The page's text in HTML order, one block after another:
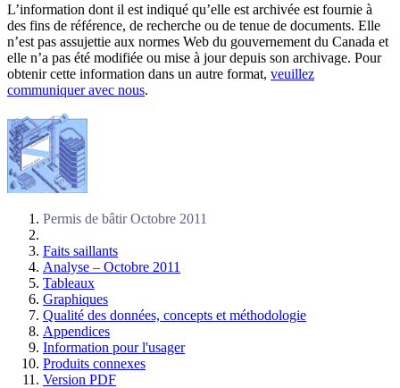
L’information dont il est indiqué qu’elle est archivée est fournie à
des fins de référence, de recherche ou de tenue de documents. Elle
n’est pas assujettie aux normes Web du gouvernement du Canada et
elle n’a pas été modifiée ou mise à jour depuis son archivage. Pour
obtenir cette information dans un autre format, veuillez
communiquer avec nous.
Permis de bâtirOctobre 2011
Faits saillants
Analyse – Octobre 2011
Tableaux
Graphiques
Qualité des données, concepts et méthodologie
Appendices
Information pour l'usager
Produits connexes
Version PDF